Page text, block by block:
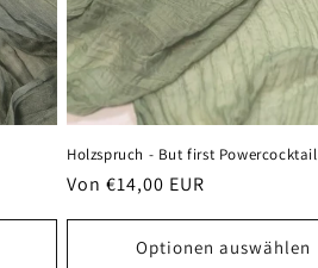
Holzspruch - But first Powercocktail
Normaler
Von €14,00 EUR
Optionen auswählen